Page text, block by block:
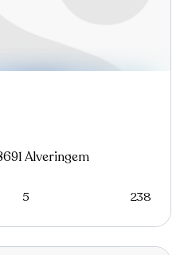
Alveringem
5 238